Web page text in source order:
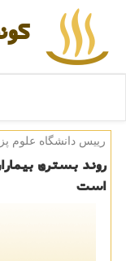
رییس دانشگاه علوم
روند بستری
است